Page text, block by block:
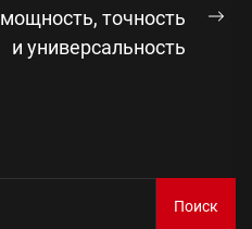
точность
и универсальность
Поиск